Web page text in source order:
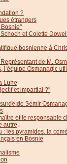
?
étrangers
et Colette
bosnienne à
de M.
l’équipe Osmanagic
Lune
et impartial ?"
de Semir
et le responsable
autre
les pyramides, la
en Bosnie